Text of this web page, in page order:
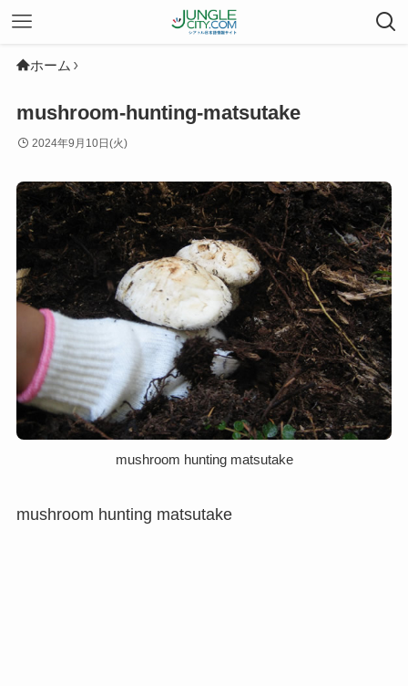
ホーム
mushroom-hunting-matsutake
2024年9月10日(火)
mushroom hunting matsutake
mushroom hunting matsutake